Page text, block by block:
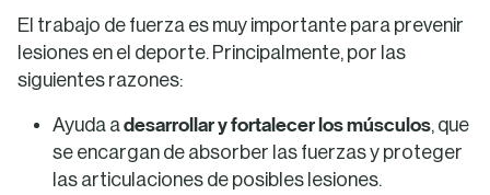
El trabajo de fuerza es muy importante para prevenir
lesiones en el deporte. Principalmente, por las
siguientes razones:
Ayuda adesarrollar y fortalecer los músculos, que
se encargan de absorber las fuerzas y proteger
las articulaciones de posibles lesiones.